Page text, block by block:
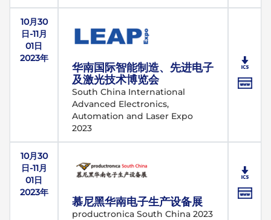
10月30
日-11月
01日
2023年
华南国际智能制造、先进电子
及激光技术博览会
South China International
Advanced Electronics,
Automation and Laser Expo
2023
10月30
日-11月
01日
2023年
慕尼黑华南电子生产设备展
productronica South China 2023